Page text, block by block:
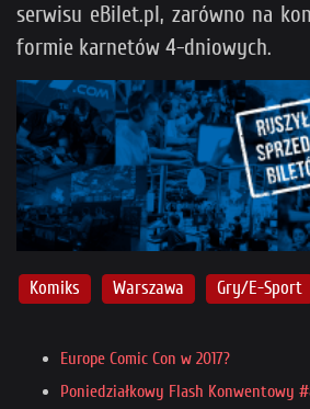
serwisu eBilet.pl, zarówno na
formie karnetów 4-dniowych.
Komiks Warszawa Gry/E-Sport
Europe Comic Con w 2017?
Poniedziałkowy Flash Konwentowy